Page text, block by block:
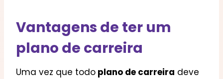
Vantagens de ter um
plano de carreira
Uma vez que todo plano de carreira deve